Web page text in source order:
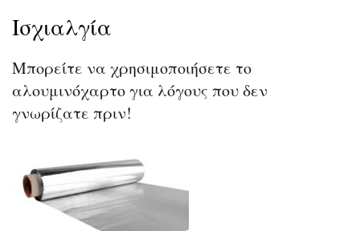
Ισχιαλγία
Μπορείτε να χρησιμοποιήσετε το
αλουμινόχαρτο για λόγους που δεν
γνωρίζατε πριν!